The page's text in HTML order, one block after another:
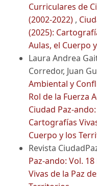
Curriculares de
(2002-2022) ,
(2025):
Aulas, el Cuerpo
Laura Andrea
Corredor, Juan
Ambiental y
Rol de la Fuerza
Ciudad Paz-
Cartografías
Cuerpo y los
Revista
Paz-ando: Vol.
Vivas de la Paz